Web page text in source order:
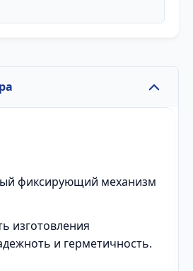
фиксирующий механизм
изготовления
и герметичность.